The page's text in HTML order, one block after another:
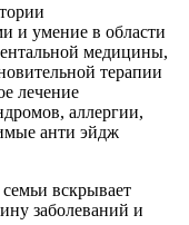
и умение в области
медицины,
терапии
лечение
аллергии,
анти эйдж
вскрывает
заболеваний и